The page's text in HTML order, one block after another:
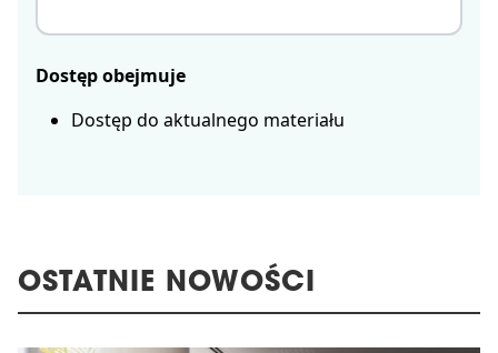
Dostęp obejmuje
Dostęp do aktualnego materiału
OSTATNIE NOWOŚCI